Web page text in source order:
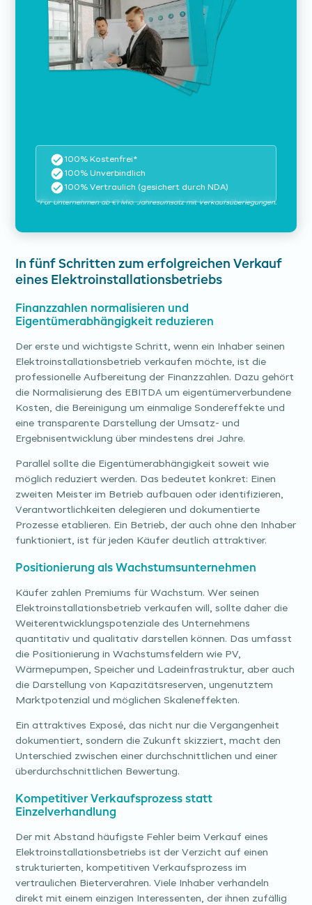
100% Kostenfrei*
100% Unverbindlich
100% Vertraulich (gesichert durch NDA)
*Für Unternehmen ab €1 Mio. Jahresumsatz mit Verkaufsüberlegungen.
In fünf Schritten zum erfolgreichen Verkauf
eines Elektroinstallationsbetriebs
Finanzzahlen normalisieren und
Eigentümerabhängigkeit reduzieren
Der erste und wichtigste Schritt, wenn ein Inhaber seinen
Elektroinstallationsbetrieb verkaufen möchte, ist die
professionelle Aufbereitung der Finanzzahlen. Dazu gehört
die Normalisierung des EBITDA um eigentümerverbundene
Kosten, die Bereinigung um einmalige Sondereffekte und
eine transparente Darstellung der Umsatz- und
Ergebnisentwicklung über mindestens drei Jahre.
Parallel sollte die Eigentümerabhängigkeit soweit wie
möglich reduziert werden. Das bedeutet konkret: Einen
zweiten Meister im Betrieb aufbauen oder identifizieren,
Verantwortlichkeiten delegieren und dokumentierte
Prozesse etablieren. Ein Betrieb, der auch ohne den Inhaber
funktioniert, ist für jeden Käufer deutlich attraktiver.
Positionierung als Wachstumsunternehmen
Käufer zahlen Premiums für Wachstum. Wer seinen
Elektroinstallationsbetrieb verkaufen will, sollte daher die
Weiterentwicklungspotenziale des Unternehmens
quantitativ und qualitativ darstellen können. Das umfasst
die Positionierung in Wachstumsfeldern wie PV,
Wärmepumpen, Speicher und Ladeinfrastruktur, aber auch
die Darstellung von Kapazitätsreserven, ungenutztem
Marktpotenzial und möglichen Skaleneffekten.
Ein attraktives Exposé, das nicht nur die Vergangenheit
dokumentiert, sondern die Zukunft skizziert, macht den
Unterschied zwischen einer durchschnittlichen und einer
überdurchschnittlichen Bewertung.
Kompetitiver Verkaufsprozess statt
Einzelverhandlung
Der mit Abstand häufigste Fehler beim Verkauf eines
Elektroinstallationsbetriebs ist der Verzicht auf einen
strukturierten, kompetitiven Verkaufsprozess im
vertraulichen Bieterverahren. Viele Inhaber verhandeln
direkt mit einem einzigen Interessenten, der ihnen zufällig